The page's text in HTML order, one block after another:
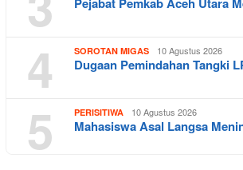
4 SOROTAN MIGAS 10 Agustus 2026
Dugaan Pemindahan Tangki
5 PERISITIWA 10 Agustus 2026
Mahasiswa Asal Langsa